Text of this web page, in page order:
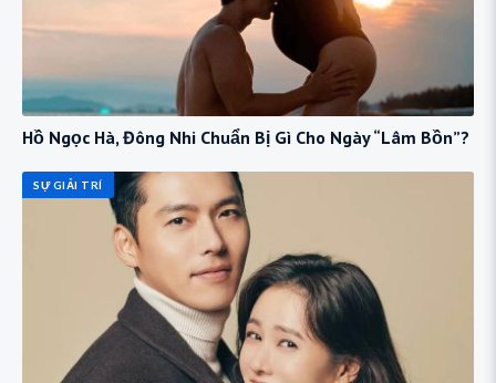
Hồ Ngọc Hà, Đông Nhi Chuẩn Bị Gì Cho Ngày “Lâm Bồn”?
SỰ GIẢI TRÍ